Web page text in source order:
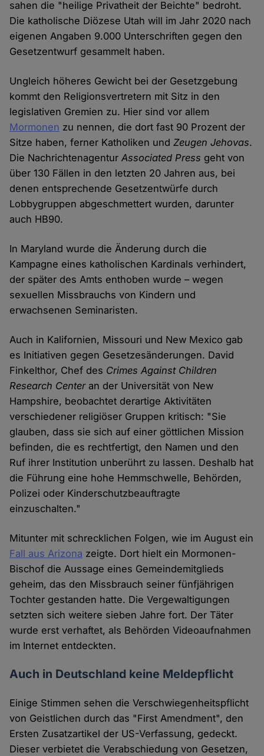
sahen die "heilige Privatheit der Beichte" bedroht.
Die katholische Diözese Utah will im Jahr 2020 nach
eigenen Angaben 9.000 Unterschriften gegen den
Gesetzentwurf gesammelt haben.
Ungleich höheres Gewicht bei der Gesetzgebung
kommt den Religionsvertretern mit Sitz in den
legislativen Gremien zu. Hier sind vor allem
Mormonen zu nennen, die dort fast 90 Prozent der
Sitze haben, ferner Katholiken undZeugen Jehovas.
Die NachrichtenagenturAssociated Press geht von
über 130 Fällen in den letzten 20 Jahren aus, bei
denen entsprechende Gesetzentwürfe durch
Lobbygruppen abgeschmettert wurden, darunter
auch HB90.
In Maryland wurde die Änderung durch die
Kampagne eines katholischen Kardinals verhindert,
der später des Amts enthoben wurde – wegen
sexuellen Missbrauchs von Kindern und
erwachsenen Seminaristen.
Auch in Kalifornien, Missouri und New Mexico gab
es Initiativen gegen Gesetzesänderungen. David
Finkelthor, Chef des Crimes Against Children
Research Centeran der Universität von New
Hampshire, beobachtet derartige Aktivitäten
verschiedener religiöser Gruppen kritisch: "Sie
glauben, dass sie sich auf einer göttlichen Mission
befinden, die es rechtfertigt, den Namen und den
Ruf ihrer Institution unberührt zu lassen. Deshalb hat
die Führung eine hohe Hemmschwelle, Behörden,
Polizei oder Kinderschutzbeauftragte
einzuschalten."
Mitunter mit schrecklichen Folgen, wie im August ein
Fall aus Arizona zeigte. Dort hielt ein Mormonen-
Bischof die Aussage eines Gemeindemitglieds
geheim, das den Missbrauch seiner fünfjährigen
Tochter gestanden hatte. Die Vergewaltigungen
setzten sich weitere sieben Jahre fort. Der Täter
wurde erst verhaftet, als Behörden Videoaufnahmen
im Internet entdeckten.
Auch in Deutschland keine Meldepflicht
Einige Stimmen sehen die Verschwiegenheitspflicht
von Geistlichen durch das "First Amendment", den
Ersten Zusatzartikel der US-Verfassung, gedeckt.
Dieser verbietet die Verabschiedung von Gesetzen,